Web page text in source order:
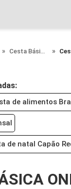
Cesta Básica - Categoria
de alimentos
de natal Capão